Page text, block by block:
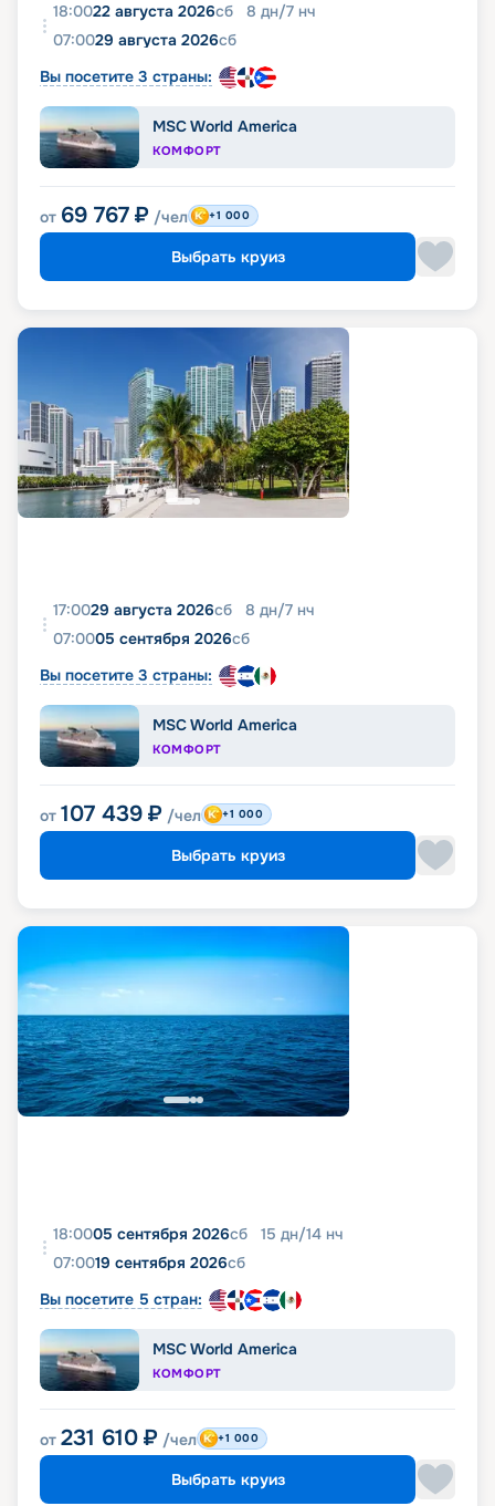
18:0022 августа 2026сб 8 дн/7 нч
07:0029 августа 2026сб
Вы посетите 3 страны:
MSC World America
КОМФОРТ
от 69 767 ₽ /чел +1 000
Выбрать круиз
17:0029 августа 2026сб 8 дн/7 нч
07:0005 сентября 2026сб
Вы посетите 3 страны:
MSC World America
КОМФОРТ
от 107 439 ₽ /чел +1 000
Выбрать круиз
18:0005 сентября 2026сб 15 дн/14 нч
07:0019 сентября 2026сб
Вы посетите 5 стран:
MSC World America
КОМФОРТ
от 231 610 ₽ /чел +1 000
Выбрать круиз